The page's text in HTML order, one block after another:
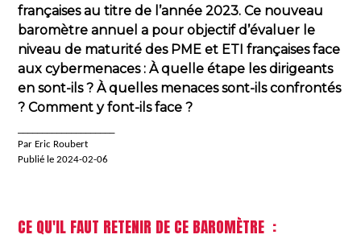
françaises au titre de l’année 2023. Ce nouveau
baromètre annuel a pour objectif d’évaluer le
niveau de maturité des PME et ETI françaises face
aux cybermenaces : À quelle étape les dirigeants
en sont-ils ? À quelles menaces sont-ils confrontés
? Comment y font-ils face ?
Par Eric Roubert
Publié le 2024-02-06
CE QU'IL FAUT RETENIR DE CE BAROMÈTRE :